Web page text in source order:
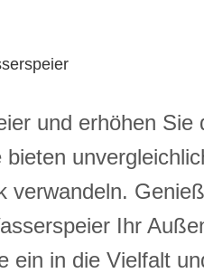
und erhöhen Sie
verwandeln.
Ihr
ein in die Vielfalt